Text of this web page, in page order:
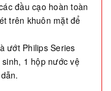
đầu cạo hoàn toàn
trên khuôn mặt để
ướt Philips Series
1 hộp nước vệ